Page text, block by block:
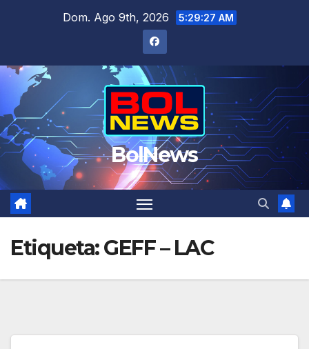
Dom. Ago 9th, 2026 5:29:27 AM
BolNews
Etiqueta:GEFF – LAC